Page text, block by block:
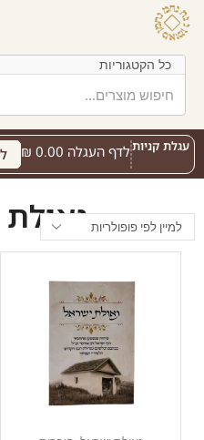
עגלת קניותלדף העגלה ₪ 0.00